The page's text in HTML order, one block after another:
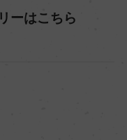
ーはこちら